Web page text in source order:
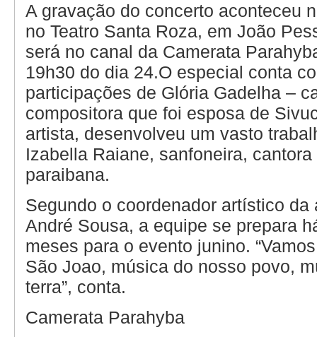
A gravação do concerto aconteceu
no Teatro Santa Roza, em João
será no canal da Camerata
19h30 do dia 24.O especial conta
participações de Glória Gadelha –
compositora que foi esposa de
artista, desenvolveu um vasto
Izabella Raiane, sanfoneira,
paraibana.
Segundo o coordenador artístico da
André Sousa, a equipe se prepara
meses para o evento junino.
São Joao, música do nosso povo,
terra”, conta.
Camerata Parahyba